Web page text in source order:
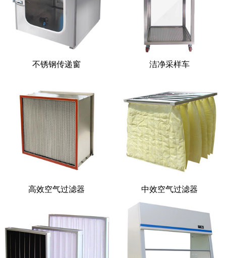
不锈钢传递窗 洁净采样车
高效空气过滤器 中效空气过滤器